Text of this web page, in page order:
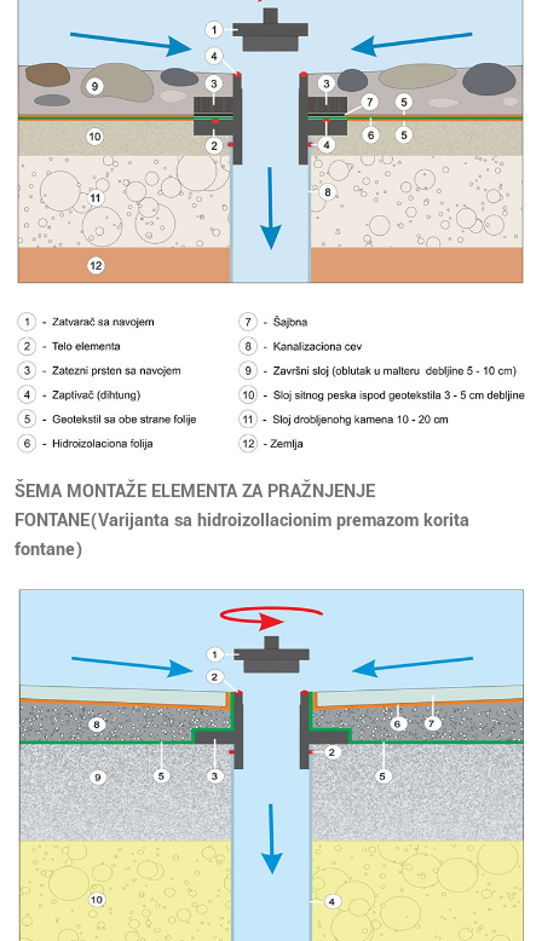
ŠEMA MONTAŽE ELEMENTA ZA PRAŽNJENJE
FONTANE(Varijanta sa hidroizollacionim premazom korita
fontane)